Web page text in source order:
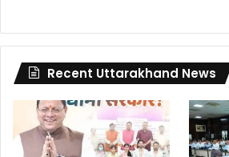
Recent Uttarakhand News